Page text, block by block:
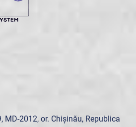
MD-2012, or. Chișinău, Republica